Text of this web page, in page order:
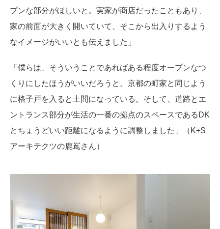
プンな部分がほしいと。実家が商店だったこともあり、
家の前面が大きく開いていて、そこから出入りするよう
なイメージがいいとも伝えました」
「僕らは、そういうことであればある程度オープンなつ
くりにしたほうがいいだろうと。京都の町家と同じよう
に格子戸を入ると土間になっている。そして、道路とエ
ントランス部分が生活の一番の拠点のスペースであるDK
とちょうどいい距離になるように調整しました」（K+S
アーキテクツの鹿嶌さん）